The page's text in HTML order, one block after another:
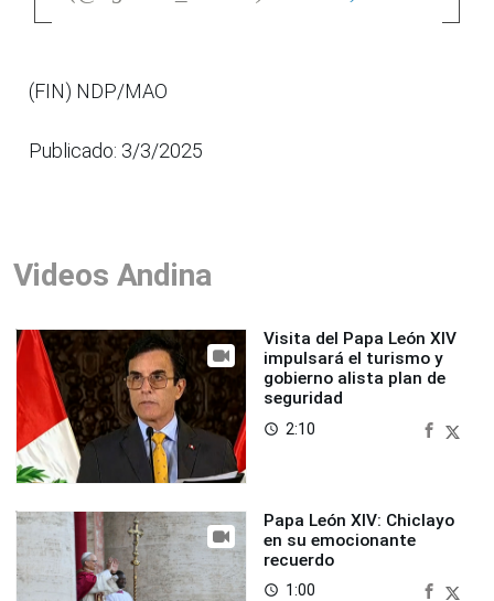
(FIN) NDP/MAO
Publicado: 3/3/2025
Videos Andina
Visita del Papa León XIV
impulsará el turismo y
gobierno alista plan de
seguridad
access_time 2:10
Papa León XIV: Chiclayo
en su emocionante
recuerdo
access_time 1:00